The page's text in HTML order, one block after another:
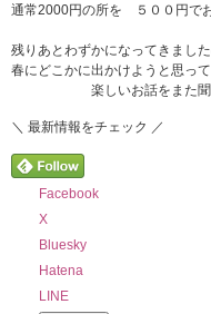
通常2000円の所を ５００円で
残りあとわずかになってきまし
春にどこかに出かけようと思っ
楽しいお話をまた聞か
＼ 最新情報をチェック ／
Facebook
X
Bluesky
Hatena
LINE